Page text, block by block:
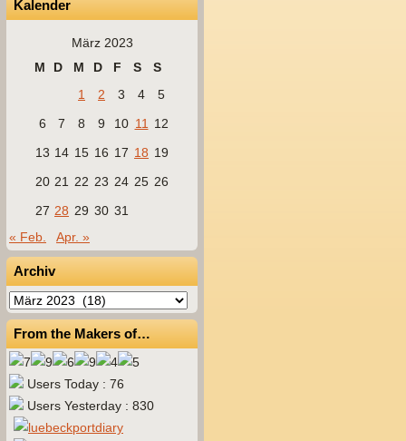
Kalender
März 2023
M
D M D F S
S
1
2 3 4
5
6
7 8 9 10 11
12
13 14 15 16 17 18 19
20 21 22 23 24 25 26
27 28 29 30 31
« Feb.
Apr. »
Archiv
Archiv
From the Makers of…
Users Today : 76
Users Yesterday : 830